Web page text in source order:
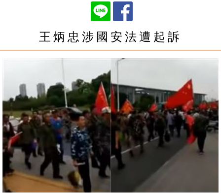
王炳忠涉國安法遭起訴